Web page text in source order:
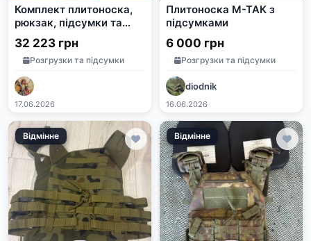
Комплект плитоноска,
рюкзак, підсумки та
аксесуари Воїн Волі
32 223 грн
Розгрузки та підсумки
17.06.2026
Плитоноска М-ТАК з
підсумками
6 000 грн
Розгрузки та підсумки
diodnik
16.06.2026
Відмінне Відмінне